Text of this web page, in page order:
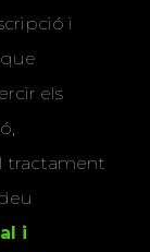
i
els
tractament
i